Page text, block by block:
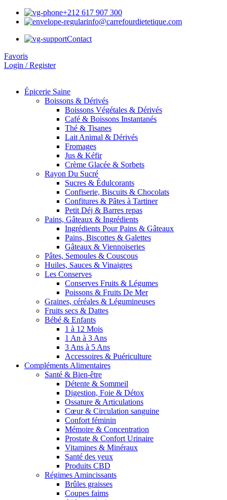
+212 617 907 300
info@carrefourdietetique.com
Contact
Favoris
Login / Register
Épicerie Saine
Boissons & Dérivés
Boissons Végétales & Dérivés
Café & Boissons Instantanés
Thé & Tisanes
Lait Animal & Dérivés
Fromages
Jus & Kéfir
Crème Glacée & Sorbets
Rayon Du Sucré
Sucres & Édulcorants
Confiserie, Biscuits & Chocolats
Confitures & Pâtes à Tartiner
Petit Déj & Barres repas
Pains, Gâteaux & Ingrédients
Ingrédients Pour Pains & Gâteaux
Pains, Biscottes & Galettes
Gâteaux & Viennoiseries
Pâtes, Semoules & Couscous
Huiles, Sauces & Vinaigres
Les Conserves
Conserves Fruits & Légumes
Poissons & Fruits De Mer
Graines, céréales & Légumineuses
Fruits secs & Dattes
Bébé & Enfants
1 à 12 Mois
1 An à 3 Ans
3 Ans à 5 Ans
Accessoires & Puériculture
Compléments Alimentaires
Santé & Bien-être
Détente & Sommeil
Digestion, Foie & Détox
Ossature & Articulations
Cœur & Circulation sanguine
Confort féminin
Mémoire & Concentration
Prostate & Confort Urinaire
Vitamines & Minéraux
Santé des yeux
Produits CBD
Régimes Amincissants
Brûles graisses
Coupes faims